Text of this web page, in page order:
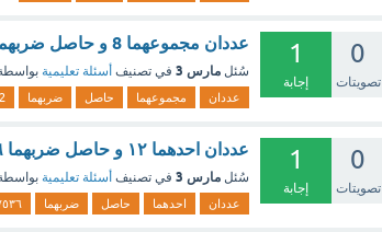
0
تصويتات
1
إجابة
عددان مجموعهما 8 و حاصل ضربهما 12أ) 3,4 ب) 2,6 ج) 12,1 ؟ - مع الشرح
سُئل مارس 3 في تصنيف أسئلة تعليمية
عددان مجموعهما حاصل ضربهما
0
تصويتات
1
إجابة
عددان احدهما ۱۲ و حاصل ضربهما ٧٥٣٦ . ما العدد الآخر ؟ - مع الشرح
سُئل مارس 3 في تصنيف أسئلة تعليمية
عددان احدهما حاصل ضربهما